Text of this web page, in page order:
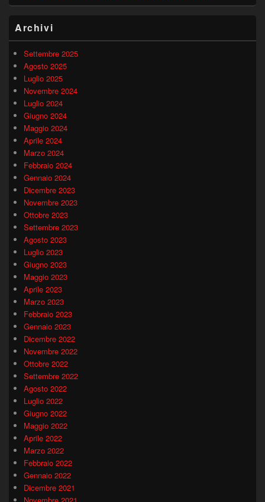
Archivi
Settembre 2025
Agosto 2025
Luglio 2025
Novembre 2024
Luglio 2024
Giugno 2024
Maggio 2024
Aprile 2024
Marzo 2024
Febbraio 2024
Gennaio 2024
Dicembre 2023
Novembre 2023
Ottobre 2023
Settembre 2023
Agosto 2023
Luglio 2023
Giugno 2023
Maggio 2023
Aprile 2023
Marzo 2023
Febbraio 2023
Gennaio 2023
Dicembre 2022
Novembre 2022
Ottobre 2022
Settembre 2022
Agosto 2022
Luglio 2022
Giugno 2022
Maggio 2022
Aprile 2022
Marzo 2022
Febbraio 2022
Gennaio 2022
Dicembre 2021